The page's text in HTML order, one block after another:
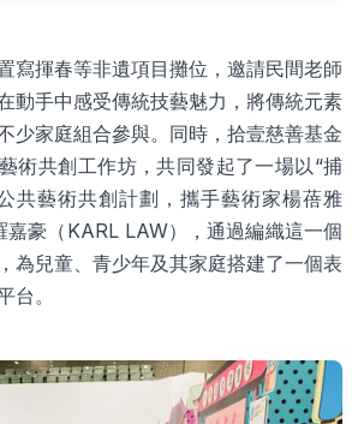
寫揮春等非遺項目攤位，邀請民間老師
動手中感受傳統技藝魅力，將傳統元素
少家庭組合參與。同時，拾壹慈善基金
術共創工作坊，共同發起了一場以“捕
共藝術共創計劃，攜手藝術家楊蓓雅
嘉豪（KARL LAW），通過編織這一個
為兒童、青少年及其家庭搭建了一個表
台。